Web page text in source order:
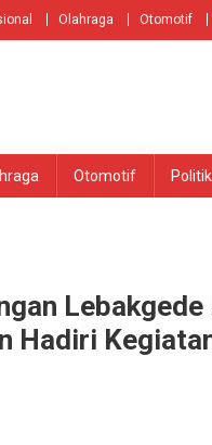
Olahraga Otomotif
Otomotif Politik
Hadiri